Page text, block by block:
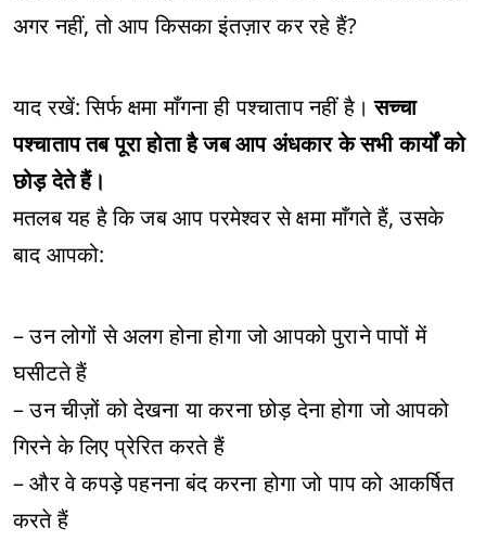
अगर नहीं, तो आप किसका इंतज़ार कर रहे हैं?
याद रखें: सिर्फ क्षमा माँगना ही पश्चाताप नहीं है।सच्चा
पश्चाताप तब पूरा होता है जब आप अंधकार के सभी कार्यों को
छोड़ देते हैं।
मतलब यह है कि जब आप परमेश्वर से क्षमा माँगते हैं, उसके
बाद आपको:
– उन लोगों से अलग होना होगा जो आपको पुराने पापों में
घसीटते हैं
– उन चीज़ों को देखना या करना छोड़ देना होगा जो आपको
गिरने के लिए प्रेरित करते हैं
– और वे कपड़े पहनना बंद करना होगा जो पाप को आकर्षित
करते हैं